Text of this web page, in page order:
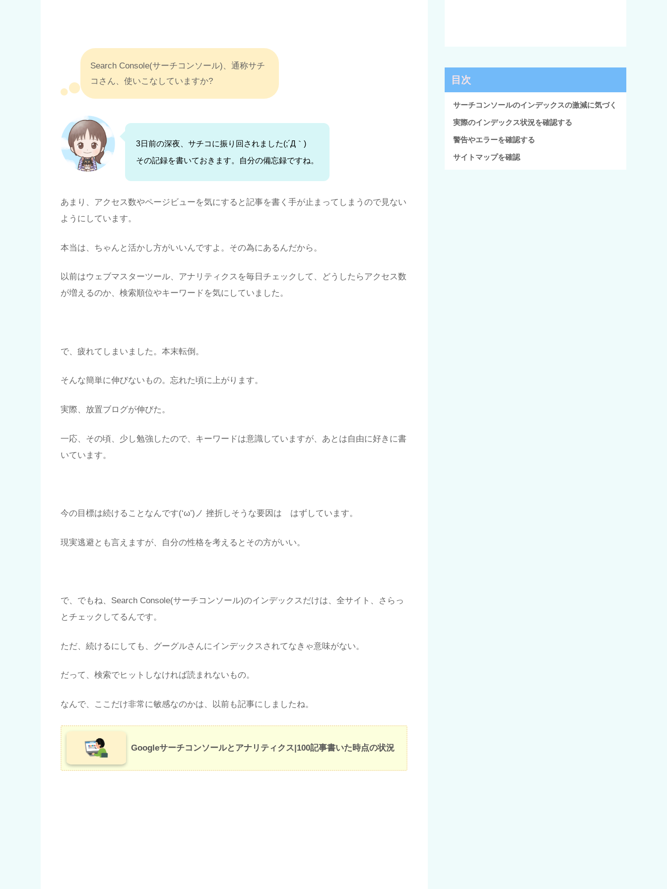
Search Console(サーチコンソール)、通称サチ
コさん、使いこなしていますか?
3日前の深夜、サチコに振り回されました(;´Д｀)
その記録を書いておきます。自分の備忘録ですね。
あまり、アクセス数やページビューを気にすると記事を書く手が止まってしまうので見ない
ようにしています。
本当は、ちゃんと活かし方がいいんですよ。その為にあるんだから。
以前はウェブマスターツール、アナリティクスを毎日チェックして、どうしたらアクセス数
が増えるのか、検索順位やキーワードを気にしていました。
で、疲れてしまいました。本末転倒。
そんな簡単に伸びないもの。忘れた頃に上がります。
実際、放置ブログが伸びた。
一応、その頃、少し勉強したので、キーワードは意識していますが、あとは自由に好きに書
いています。
今の目標は続けることなんです(‘ω’)ノ 挫折しそうな要因は はずしています。
現実逃避とも言えますが、自分の性格を考えるとその方がいい。
で、でもね、Search Console(サーチコンソール)のインデックスだけは、全サイト、さらっ
とチェックしてるんです。
ただ、続けるにしても、グーグルさんにインデックスされてなきゃ意味がない。
だって、検索でヒットしなければ読まれないもの。
なんで、ここだけ非常に敏感なのかは、以前も記事にしましたね。
Googleサーチコンソールとアナリティクス|100記事書いた時点の状況
目次
サーチコンソールのインデックスの激減に気づく
実際のインデックス状況を確認する
警告やエラーを確認する
サイトマップを確認